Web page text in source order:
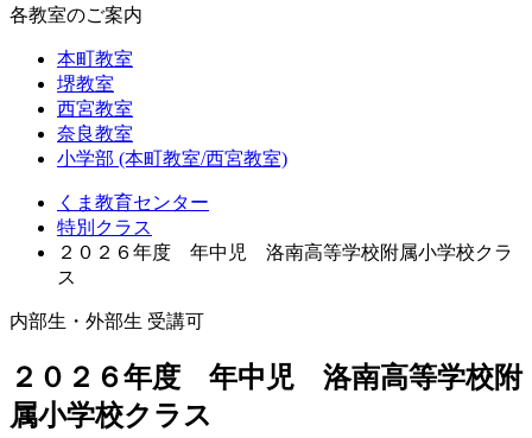
各教室のご案内
本町教室
堺教室
西宮教室
奈良教室
小学部 (本町教室/西宮教室)
くま教育センター
特別クラス
２０２６年度 年中児 洛南高等学校附属小学校クラ
ス
内部生・外部生 受講可
２０２６年度 年中児 洛南高等学校附
属小学校クラス